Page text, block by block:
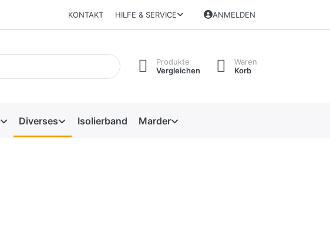
KONTAKT HILFE & SERVICE ANMELDEN
Produkte
Vergleichen
Waren
Korb
Diverses Isolierband Marder